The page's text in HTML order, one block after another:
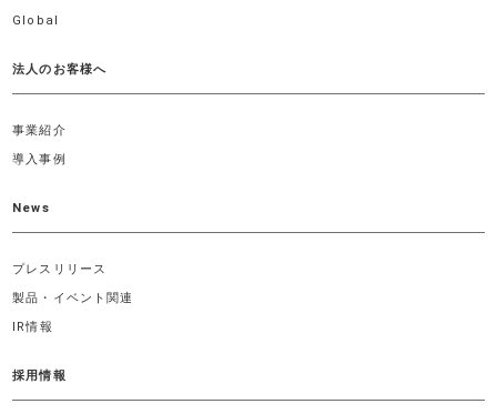
Global
法人のお客様へ
事業紹介
導入事例
News
プレスリリース
製品・イベント関連
IR情報
採用情報